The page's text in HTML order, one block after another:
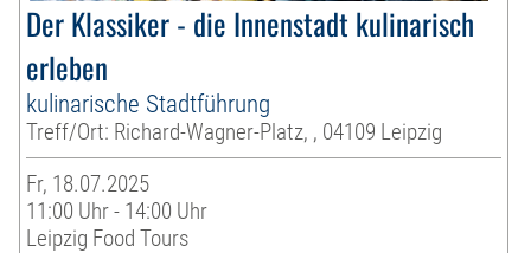
Der Klassiker - die Innenstadt kulinarisch
erleben
kulinarische Stadtführung
Treff/Ort: Richard-Wagner-Platz, , 04109 Leipzig
Fr, 18.07.2025
11:00 Uhr - 14:00 Uhr
Leipzig Food Tours